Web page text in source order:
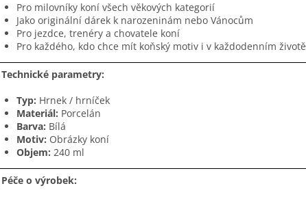
Pro milovníky koní všech věkových kategorií
Jako originální dárek k narozeninám nebo Vánocům
Pro jezdce, trenéry a chovatele koní
Pro každého, kdo chce mít koňský motiv i v každodenním životě
Technické parametry:
Typ: Hrnek / hrníček
Materiál: Porcelán
Barva: Bílá
Motiv: Obrázky koní
Objem: 240 ml
Péče o výrobek: